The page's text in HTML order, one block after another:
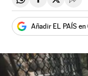
Compartir en
Compartir
Añadir EL PAÍS